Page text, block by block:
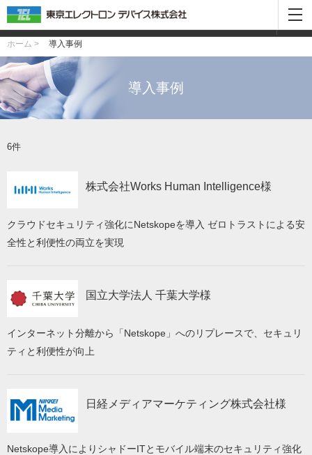
ホーム > 導入事例
導入事例
カテゴリから絞り込む
6件
株式会社Works Human Intelligence様
クラウドセキュリティ強化にNetskopeを導入 ゼロトラストによる安
全性と利便性の両立を実現
国立大学法人 千葉大学様
インターネット分離から「Netskope」へのリプレースで、セキュリ
ティと利便性が向上
日経メディアマーケティング株式会社様
Netskope導入によりシャドーITとモバイル端末のセキュリティ強化